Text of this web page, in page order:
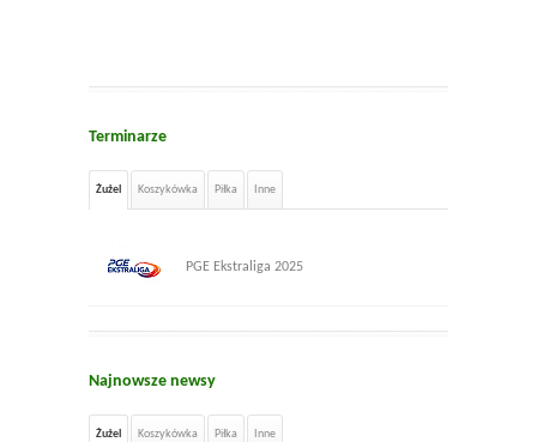
Terminarze
Żużel Koszykówka Piłka Inne
PGE Ekstraliga 2025
Najnowsze newsy
Żużel Koszykówka Piłka Inne